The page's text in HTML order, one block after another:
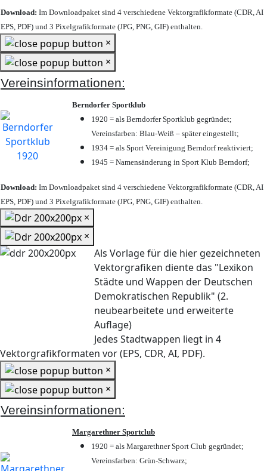
Download: Im Downloadpaket sind 4 verschiedene Vektorgrafikformate (CDR, AI
EPS, PDF) und 3 Pixelgrafikformate (JPG, PNG, GIF) enthalten.
×
×
Vereinsinformationen:
Berndorfer Sportklub
1920 = als Berndorfer Sportklub gegründet;
Vereinsfarben: Blau-Weiß – später eingestellt;
1934 = als Sport Vereinigung Berndorf reaktiviert;
1945 = Namensänderung in Sport Klub Berndorf;
Download: Im Downloadpaket sind 4 verschiedene Vektorgrafikformate (CDR, AI
EPS, PDF) und 3 Pixelgrafikformate (JPG, PNG, GIF) enthalten.
×
×
Als Vorlage für die hier gezeichneten
Vektorgrafiken diente das "Lexikon
Städte und Wappen der Deutschen
Demokratischen Republik" (2.
neubearbeitete und erweiterte
Auflage)
Jedes Stadtwappen liegt in 4
Vektorgrafikformaten vor (EPS, CDR, AI, PDF).
×
×
Vereinsinformationen:
Margarethner Sportclub
1920 = als Margarethner Sport Club gegründet;
Vereinsfarben: Grün-Schwarz;